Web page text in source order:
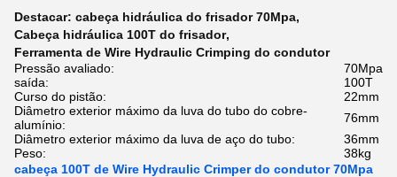
Destacar: cabeça hidráulica do frisador 70Mpa,
Cabeça hidráulica 100T do frisador,
Ferramenta de Wire Hydraulic Crimping do condutor
Pressão avaliado:
70Mpa
saída:
100T
Curso do pistão:
22mm
Diâmetro exterior máximo da luva do tubo do cobre-
alumínio:
76mm
Diâmetro exterior máximo da luva de aço do tubo:
36mm
Peso:
38kg
cabeça 100T de Wire Hydraulic Crimper do condutor 70Mpa